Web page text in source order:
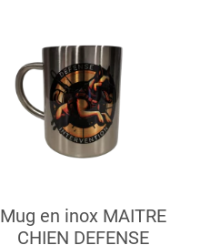
Mug en inox MAITRE
CHIEN DEFENSE